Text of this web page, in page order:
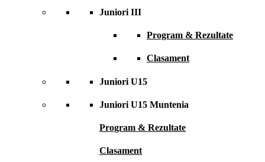
Juniori III
Program & Rezultate
Clasament
Juniori U15
Juniori U15 Muntenia
Program & Rezultate
Clasament